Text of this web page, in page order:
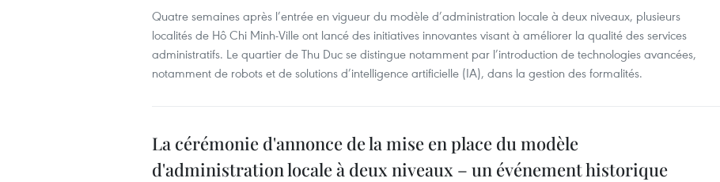
Quatre semaines après l’entrée en vigueur du modèle d’administration locale à deux niveaux, plusieurs
localités de Hô Chi Minh-Ville ont lancé des initiatives innovantes visant à améliorer la qualité des services
administratifs. Le quartier de Thu Duc se distingue notamment par l’introduction de technologies avancées,
notamment de robots et de solutions d’intelligence artificielle (IA), dans la gestion des formalités.
La cérémonie d'annonce de la mise en place du modèle
d'administration locale à deux niveaux – un événement historique